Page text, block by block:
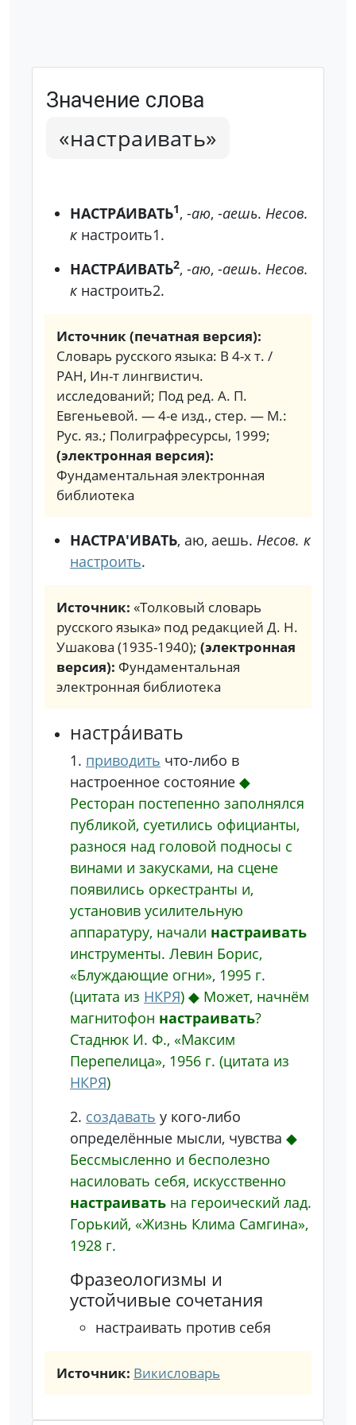
Значение слова
«настраивать»
НАСТРА́ИВАТЬ1, -аю, -аешь. Несов.
к настроить1.
НАСТРА́ИВАТЬ2, -аю, -аешь. Несов.
к настроить2.
Источник (печатная версия):
Словарь русского языка: В 4-х т. /
РАН, Ин-т лингвистич.
исследований; Под ред. А. П.
Евгеньевой. — 4-е изд., стер. — М.:
Рус. яз.; Полиграфресурсы, 1999;
(электронная версия):
Фундаментальная электронная
библиотека
НАСТРА'ИВАТЬ, аю, аешь. Несов. к
настроить.
Источник: «Толковый словарь
русского языка» под редакцией Д. Н.
Ушакова (1935-1940); (электронная
версия): Фундаментальная
электронная библиотека
настра́ивать
1. приводить что-либо в
настроенное состояние ◆
Ресторан постепенно заполнялся
публикой, суетились официанты,
разнося над головой подносы с
винами и закусками, на сцене
появились оркестранты и,
установив усилительную
аппаратуру, начали настраивать
инструменты. Левин Борис,
«Блуждающие огни», 1995 г.
(цитата из НКРЯ) ◆ Может, начнём
магнитофон настраивать?
Стаднюк И. Ф., «Максим
Перепелица», 1956 г. (цитата из
НКРЯ)
2. создавать у кого-либо
определённые мысли, чувства ◆
Бессмысленно и бесполезно
насиловать себя, искусственно
настраивать на героический лад.
Горький, «Жизнь Клима Самгина»,
1928 г.
Фразеологизмы и
устойчивые сочетания
настраивать против себя
Источник: Викисловарь